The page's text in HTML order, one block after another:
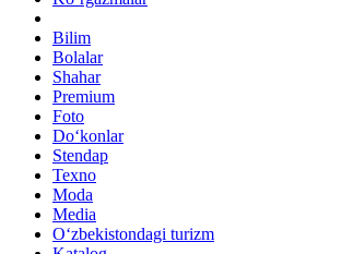
Bilim
Bolalar
Shahar
Premium
Foto
Do‘konlar
Stendap
Texno
Moda
Media
O‘zbekistondagi turizm